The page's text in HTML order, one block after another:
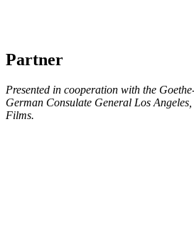
Partner
Presented in cooperation with the
German Consulate General Los
Films.